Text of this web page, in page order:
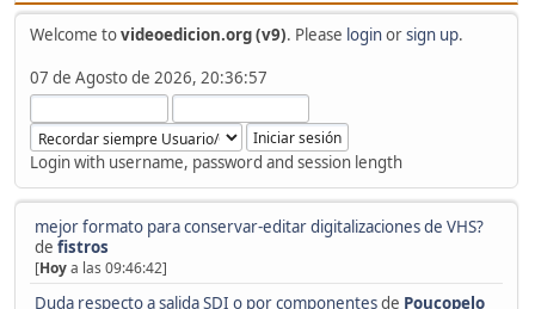
Welcome tovideoedicion.org (v9). Please loginorsign up.
07 de Agosto de 2026, 20:36:57
Login with username, password and session length
mejor formato para conservar-editar digitalizaciones de VHS?
de fistros
[Hoya las 09:46:42]
Duda respecto a salida SDI o por componentesde Poucopelo